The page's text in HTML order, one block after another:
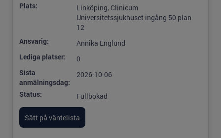
Plats:
Linköping, Clinicum
Universitetssjukhuset ingång 50 plan
12
Ansvarig:
Annika Englund
Lediga platser:
0
Sista
anmälningsdag:
2026-10-06
Status: Fullbokad